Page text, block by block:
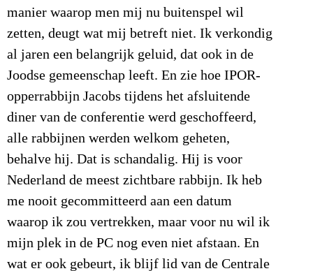
manier waarop men mij nu buitenspel wil
zetten, deugt wat mij betreft niet. Ik verkondig
al jaren een belangrijk geluid, dat ook in de
Joodse gemeenschap leeft. En zie hoe IPOR-
opperrabbijn Jacobs tijdens het afsluitende
diner van de conferentie werd geschoffeerd,
alle rabbijnen werden welkom geheten,
behalve hij. Dat is schandalig. Hij is voor
Nederland de meest zichtbare rabbijn. Ik heb
me nooit gecommitteerd aan een datum
waarop ik zou vertrekken, maar voor nu wil ik
mijn plek in de PC nog even niet afstaan. En
wat er ook gebeurt, ik blijf lid van de Centrale